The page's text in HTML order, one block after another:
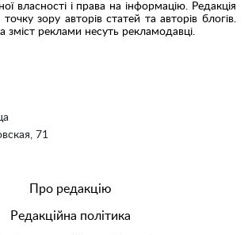
71
власності і права на інформацію. Редакція
зору авторів статей та авторів блогів.
зміст реклами несуть рекламодавці.
Про редакцію
Редакційна політика